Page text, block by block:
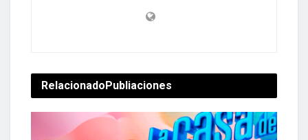
RelacionadoPubliaciones